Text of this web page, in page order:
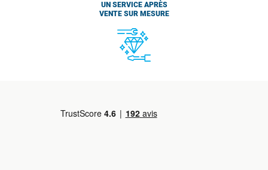
UN SERVICE APRÈS
VENTE SUR MESURE